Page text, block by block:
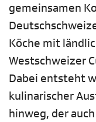
gemeinsamen
Köche mit
Westschweizer
Dabei entsteht
kulinarischer
hinweg, der